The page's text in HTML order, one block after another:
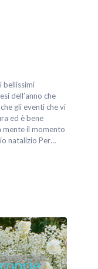
bellissimi
dell’anno che
gli eventi che vi
ed è bene
mente il momento
natalizio Per…